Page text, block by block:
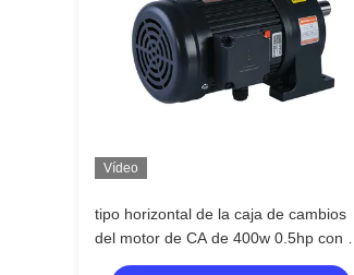
Vídeo
tipo horizontal de la caja de cambios
del motor de CA de 400w 0.5hp con el
tipo del Ch del pie